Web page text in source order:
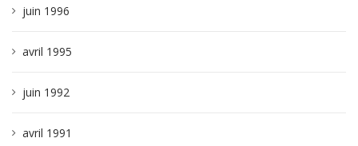
juin 1996
avril 1995
juin 1992
avril 1991